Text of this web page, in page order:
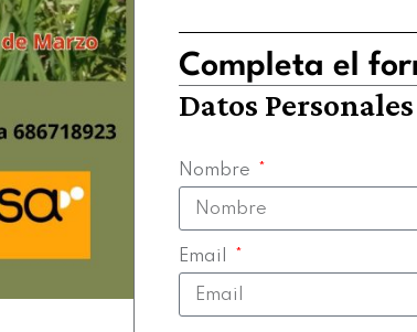
Completa el
Datos Personales
Nombre
Email